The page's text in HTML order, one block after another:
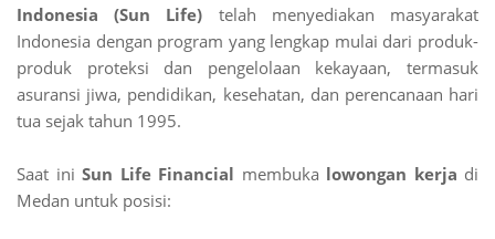
Indonesia (Sun Life) telah menyediakan masyarakat
Indonesia dengan program yang lengkap mulai dari produk-
produk proteksi dan pengelolaan kekayaan, termasuk
asuransi jiwa, pendidikan, kesehatan, dan perencanaan hari
tua sejak tahun 1995.
Saat ini Sun Life Financial membuka lowongan kerja di
Medan untuk posisi: